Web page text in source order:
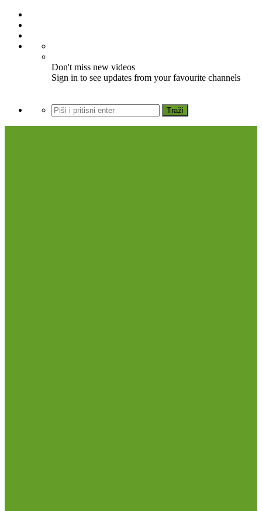
Don't miss new videos
Sign in to see updates from your favourite channels